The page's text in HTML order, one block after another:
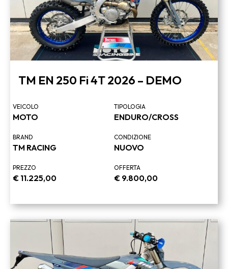
TM EN 250 Fi 4T 2026 – DEMO
VEICOLO
MOTO
TIPOLOGIA
ENDURO/CROSS
BRAND
TM RACING
CONDIZIONE
NUOVO
PREZZO
€ 11.225,00
OFFERTA
€ 9.800,00